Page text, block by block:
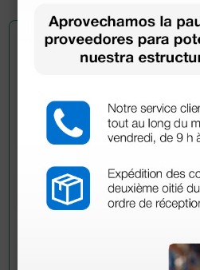
¿Todavía tienes alguna
información?
Envía ahora mismo tu
han adquirido este producto.